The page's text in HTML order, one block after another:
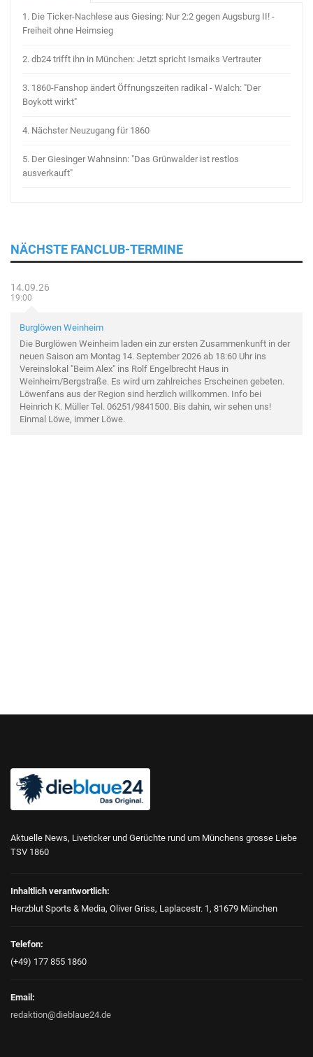
1. Die Ticker-Nachlese aus Giesing: Nur 2:2 gegen Augsburg II! -
Freiheit ohne Heimsieg
2. db24 trifft ihn in München: Jetzt spricht Ismaiks Vertrauter
3. 1860-Fanshop ändert Öffnungszeiten radikal - Walch: "Der
Boykott wirkt"
4. Nächster Neuzugang für 1860
5. Der Giesinger Wahnsinn: "Das Grünwalder ist restlos
ausverkauft"
NÄCHSTE FANCLUB-TERMINE
14.09.26
19:00
Burglöwen Weinheim
Die Burglöwen Weinheim laden ein zur ersten Zusammenkunft in der
neuen Saison am Montag 14. September 2026 ab 18:60 Uhr ins
Vereinslokal "Beim Alex" ins Rolf Engelbrecht Haus in
Weinheim/Bergstraße. Es wird um zahlreiches Erscheinen gebeten.
Löwenfans aus der Region sind herzlich willkommen. Info bei
Heinrich K. Müller Tel. 06251/9841500. Bis dahin, wir sehen uns!
Einmal Löwe, immer Löwe.
Aktuelle News, Liveticker und Gerüchte rund um Münchens grosse Liebe
TSV 1860
Inhaltlich verantwortlich:
Herzblut Sports & Media, Oliver Griss, Laplacestr. 1, 81679 München
Telefon:
(+49) 177 855 1860
Email:
redaktion@dieblaue24.de